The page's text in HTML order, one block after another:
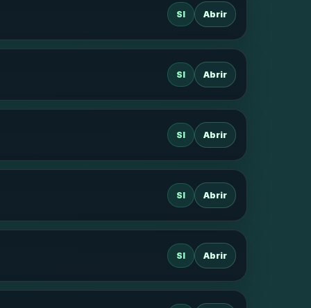
SI Abrir
SI Abrir
SI Abrir
SI Abrir
SI Abrir